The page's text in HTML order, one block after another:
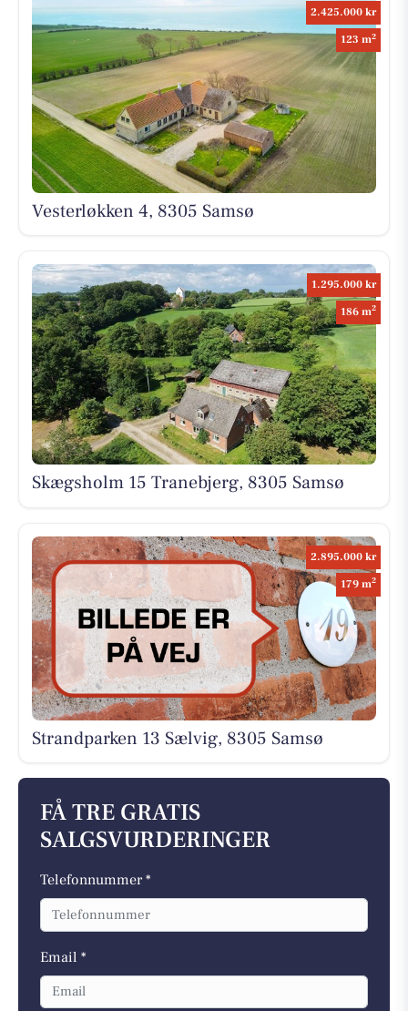
2.425.000 kr
123 m2
Vesterløkken 4, 8305 Samsø
1.295.000 kr
186 m2
Skægsholm 15 Tranebjerg, 8305 Samsø
2.895.000 kr
179 m2
Strandparken 13 Sælvig, 8305 Samsø
FÅ TRE GRATIS
SALGSVURDERINGER
Telefonnummer *
Email *